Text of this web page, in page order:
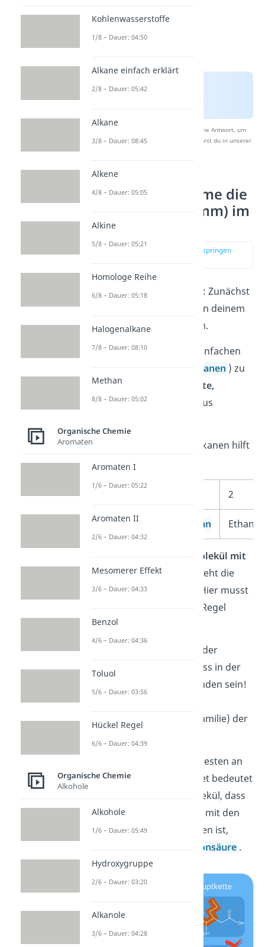
Nach Beantwortung speichern wir deine Antwort, um
Studyflix zu verbessern. Mehr dazu erfährst du in unserer
Schritt 1: Bestimme die
Hauptkette (Stamm) im
Molekül
zur Stelle im Video springen
Beginnen wir mit
: Zunächst
musst du die Hauptkette in deinem
Molekül ausfindig machen.
Hier gilt: Hast du es mit einfachen
Alkanen ) zu
tun, dann suche die
längste,
ununterbrochene Kette
aus
Für die Benennung von Alkanen hilft
dir die folgende Tabelle:
2
Molekülname Methan Ethan
Molekül mit
funktionellen Gruppen
, sieht die
Sache etwas anders aus. Hier musst
du dich vor allem an eine Regel
halten:
Die Funktionalität mit der
höchsten
Priorität muss in der
vorhanden sein!
Verbindungsklasse (Familie) der
Schauen wir uns das am besten an
einemBeispiel
an! Konkret bedeutet
das für unser Beispielmolekül, dass
die längste Kette nicht die mit den
meisten Kohlenstoffatomen ist,
Carbonsäure .
Kohlenwasserstoffe
1/8 – Dauer: 04:50
Alkane einfach erklärt
2/8 – Dauer: 05:42
Alkane
3/8 – Dauer: 08:45
Alkene
4/8 – Dauer: 05:05
Alkine
5/8 – Dauer: 05:21
Homologe Reihe
6/8 – Dauer: 05:18
Halogenalkane
7/8 – Dauer: 08:10
Methan
8/8 – Dauer: 05:02
Organische Chemie
Aromaten
Aromaten I
1/6 – Dauer: 05:22
Aromaten II
2/6 – Dauer: 04:32
Mesomerer Effekt
3/6 – Dauer: 04:33
Benzol
4/6 – Dauer: 04:36
Toluol
5/6 – Dauer: 03:56
Hückel Regel
6/6 – Dauer: 04:39
Organische Chemie
Alkohole
Alkohole
1/6 – Dauer: 05:49
Hydroxygruppe
2/6 – Dauer: 03:20
Alkanole
3/6 – Dauer: 04:28